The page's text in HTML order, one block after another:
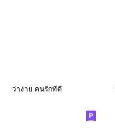
ว่าง่าย คนรักที่ดี